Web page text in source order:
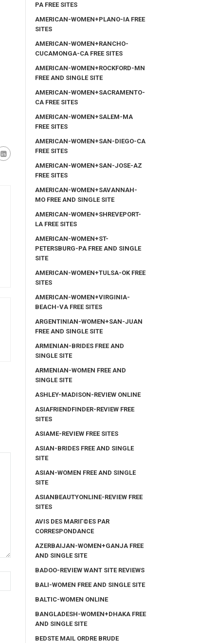
PA FREE SITES
AMERICAN-WOMEN+PLANO-IA FREE
SITES
AMERICAN-WOMEN+RANCHO-
CUCAMONGA-CA FREE SITES
AMERICAN-WOMEN+ROCKFORD-MN
FREE AND SINGLE SITE
AMERICAN-WOMEN+SACRAMENTO-
CA FREE SITES
AMERICAN-WOMEN+SALEM-MA
FREE SITES
AMERICAN-WOMEN+SAN-DIEGO-CA
FREE SITES
AMERICAN-WOMEN+SAN-JOSE-AZ
FREE SITES
AMERICAN-WOMEN+SAVANNAH-
MO FREE AND SINGLE SITE
AMERICAN-WOMEN+SHREVEPORT-
LA FREE SITES
AMERICAN-WOMEN+ST-
PETERSBURG-PA FREE AND SINGLE
SITE
AMERICAN-WOMEN+TULSA-OK FREE
SITES
AMERICAN-WOMEN+VIRGINIA-
BEACH-VA FREE SITES
ARGENTINIAN-WOMEN+SAN-JUAN
FREE AND SINGLE SITE
ARMENIAN-BRIDES FREE AND
SINGLE SITE
ARMENIAN-WOMEN FREE AND
SINGLE SITE
ASHLEY-MADISON-REVIEW ONLINE
ASIAFRIENDFINDER-REVIEW FREE
SITES
ASIAME-REVIEW FREE SITES
ASIAN-BRIDES FREE AND SINGLE
SITE
ASIAN-WOMEN FREE AND SINGLE
SITE
ASIANBEAUTYONLINE-REVIEW FREE
SITES
AVIS DES MARIГ©ES PAR
CORRESPONDANCE
AZERBAIJAN-WOMEN+GANJA FREE
AND SINGLE SITE
BADOO-REVIEW WANT SITE REVIEWS
BALI-WOMEN FREE AND SINGLE SITE
BALTIC-WOMEN ONLINE
BANGLADESH-WOMEN+DHAKA FREE
AND SINGLE SITE
BEDSTE MAIL ORDRE BRUDE